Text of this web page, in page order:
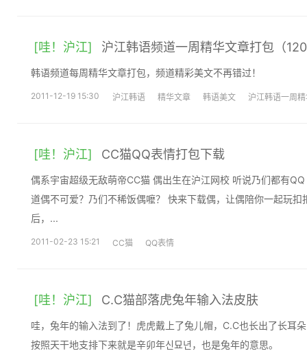
[哇！沪江] 沪江韩语频道一周精华文章打包（
韩语频道每周精华文章打包，频道精彩美文不再错过！
2011-12-19 15:30 沪江韩语 精华文章 韩语美文 沪江韩语一周
[哇！沪江] CC猫QQ表情打包下载
偶系宇宙超级无敌萌帝CC猫 偶出生在沪江网校 听说乃们都有QQ 为神马不带CC偶一起玩呢 难
道偶不可爱？乃们不稀饭偶嚒？ 快来下载偶，让偶陪你一起玩扣扣耙耙~ 带偶走，到遥远的以
后，...
2011-02-23 15:21 CC猫 QQ表情
[哇！沪江] C.C猫部落虎兔年输入法皮肤
哇，兔年的输入法到了！虎虎戴上了兔儿帽，C.C也长出了长耳
按照天干地支排下来就是辛卯年신묘년，也是兔年的意思。